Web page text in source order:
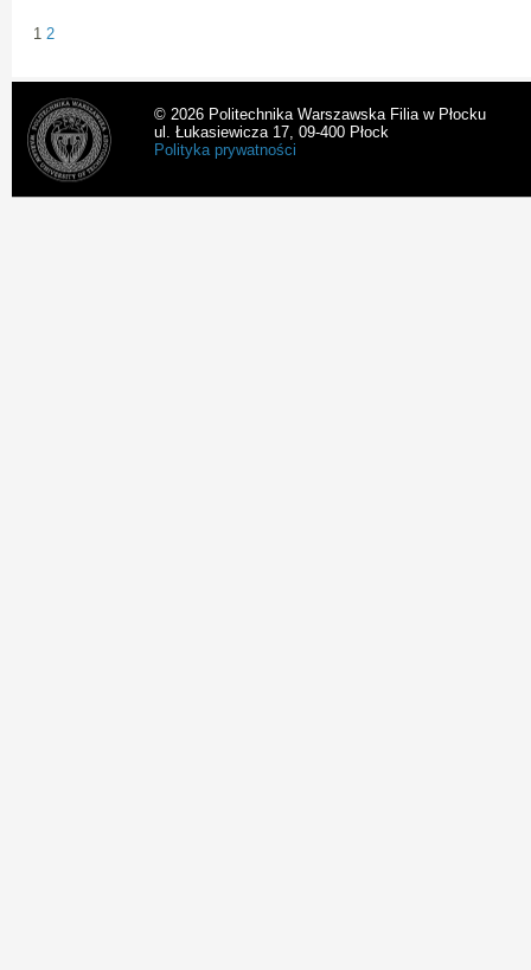
1 2
© 2026 Politechnika Warszawska Filia w Płocku
ul. Łukasiewicza 17, 09-400 Płock
Polityka prywatności